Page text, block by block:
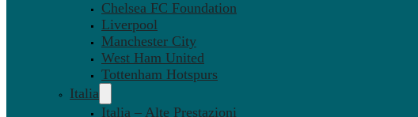
Chelsea FC Foundation
Liverpool
Manchester City
West Ham United
Tottenham Hotspurs
Italia
Italia – Alte Prestazioni